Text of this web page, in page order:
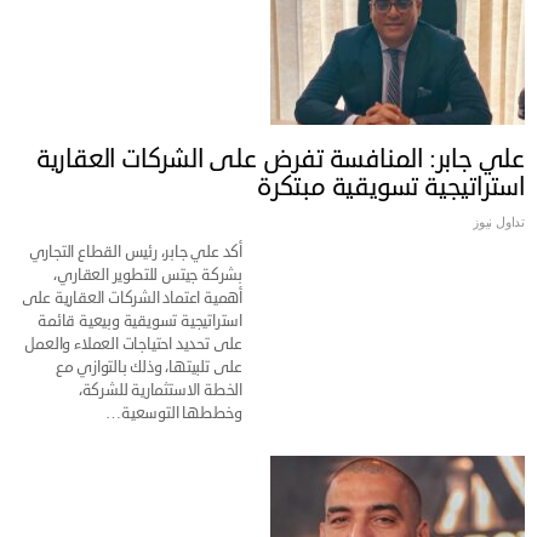
علي جابر: المنافسة تفرض على الشركات العقارية
استراتيجية تسويقية مبتكرة
تداول نيوز
أكد علي جابر، رئيس القطاع التجاري
بشركة جيتس للتطوير العقاري،
أهمية اعتماد الشركات العقارية على
استراتيجية تسويقية وبيعية قائمة
على تحديد احتياجات العملاء والعمل
على تلبيتها، وذلك بالتوازي مع
الخطة الاستثمارية للشركة،
وخططها التوسعية…